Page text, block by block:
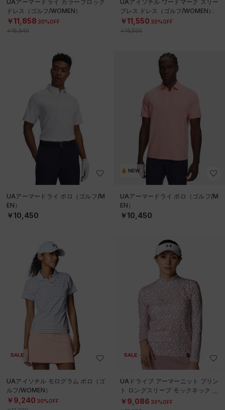
UAアーマードライ カラーブロック
ドレス（ゴルフ/WOMEN）
￥11,858 30%OFF
￥16,940
UAアイソチル ワードマーク スリー
ブレス ドレス（ゴルフ/WOMEN）
￥11,550 30%OFF
￥16,500
UAアーマードライ ポロ（ゴルフ/M
EN）
￥10,450
NEW
UAアーマードライ ポロ（ゴルフ/M
EN）
￥10,450
SALE
UAアイソチル モログラム ポロ（ゴ
ルフ/WOMEN）
￥9,240 30%OFF
SALE
UAドライブ アーマーニット プリン
ト ロングスリーブ モックネック シ
ャツ（ゴルフ/WOMEN）
￥9,086 30%OFF